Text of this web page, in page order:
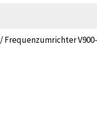
/ Frequenzumrichter V900-